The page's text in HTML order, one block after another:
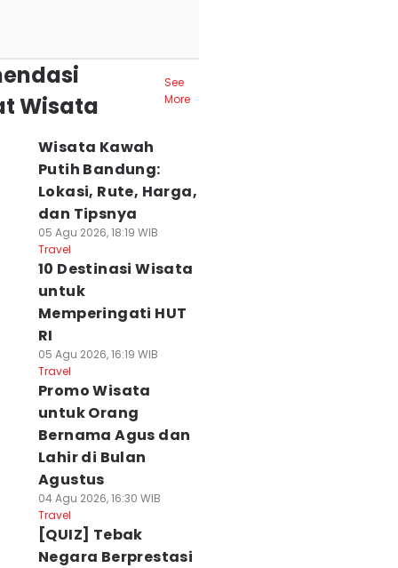
Wisata
See
More
Wisata Kawah
Putih Bandung:
Lokasi, Rute, Harga,
dan Tipsnya
05 Agu 2026, 18:19 WIB
Travel
10 Destinasi Wisata
untuk
Memperingati HUT
RI
05 Agu 2026, 16:19 WIB
Travel
Promo Wisata
untuk Orang
Bernama Agus dan
Lahir di Bulan
Agustus
04 Agu 2026, 16:30 WIB
Travel
[QUIZ] Tebak
Negara Berprestasi